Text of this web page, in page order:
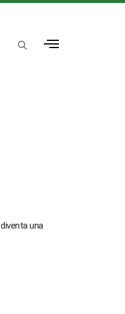
una